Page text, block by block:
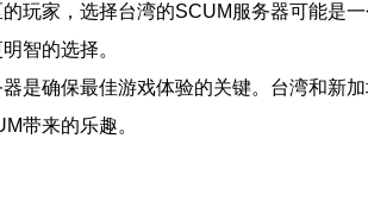
玩家，选择台湾的SCUM服务器可能是
智的选择。
是确保最佳游戏体验的关键。台湾和新
带来的乐趣。